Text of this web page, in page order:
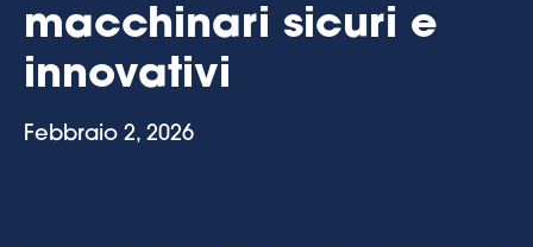
macchinari sicuri e
innovativi
Febbraio 2, 2026